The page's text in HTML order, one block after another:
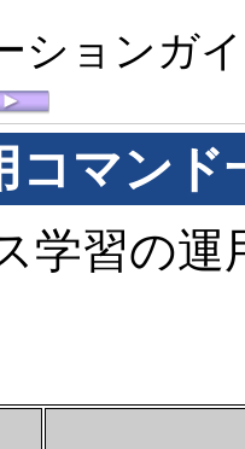
ションガ
マンド
学習の